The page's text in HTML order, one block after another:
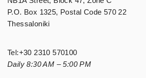
P.O. Box 1325, Postal Code 570 22
Thessaloniki
Tel:+30 2310 570100
Daily 8:30 AM – 5:00 PM